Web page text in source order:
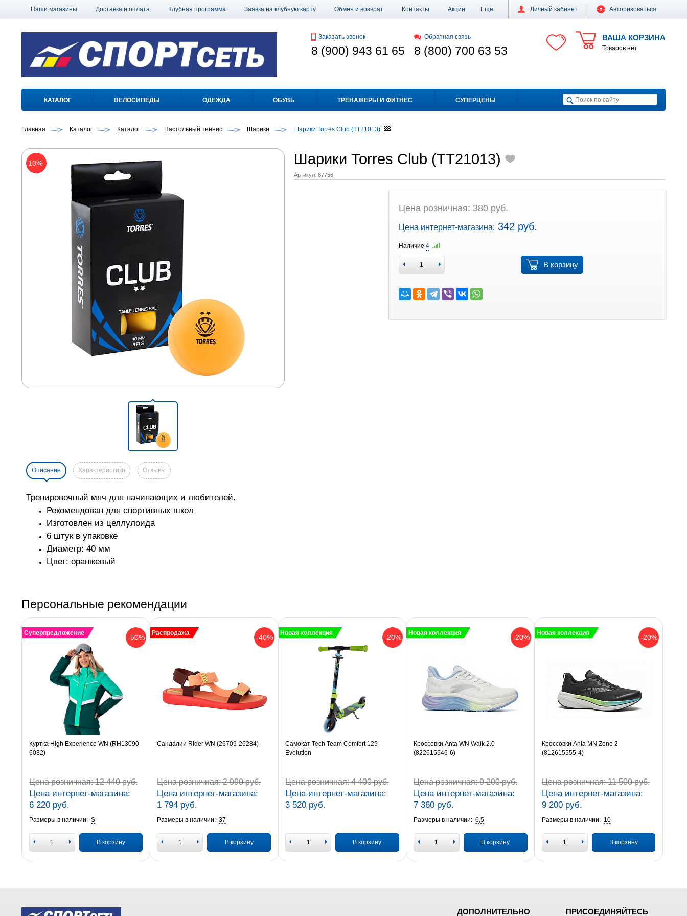
Личный кабинет Авторизоваться
Наши магазины Доставка и оплата Клубная программа Заявка на клубную карту Обмен и возврат Контакты Акции Ещё
ВАША КОРЗИНА
Товаров нет
Заказать звонок
8 (900) 943 61 65
Обратная связь
8 (800) 700 63 53
КАТАЛОГ ВЕЛОСИПЕДЫ ОДЕЖДА ОБУВЬ ТРЕНАЖЕРЫ И ФИТНЕС СУПЕРЦЕНЫ
Главная Каталог Каталог Настольный теннис Шарики Шарики Torres Club (TT21013)
Шарики Torres Club (TT21013)
Артикул: 87756
10%
Цена розничная: 380 руб.
Цена интернет-магазина: 342 руб.
Наличие 4
В корзину
Описание Характеристики Отзывы
Тренировочный мяч для начинающих и любителей.
Рекомендован для спортивных школ
Изготовлен из целлулоида
6 штук в упаковке
Диаметр: 40 мм
Цвет: оранжевый
Персональные рекомендации
-50%
Суперпредложение
Куртка High Experience WN (RH13090
6032)
Цена розничная:12 440 руб.
Цена интернет-магазина:
6 220 руб.
Размеры в наличии: S
В корзину
-40%
Распродажа
Сандалии Rider WN (26709-26284)
Цена розничная:2 990 руб.
Цена интернет-магазина:
1 794 руб.
Размеры в наличии: 37
В корзину
-20%
Новая коллекция
Самокат Tech Team Comfort 125
Evolution
Цена розничная:4 400 руб.
Цена интернет-магазина:
3 520 руб.
В корзину
-20%
Новая коллекция
Кроссовки Anta WN Walk 2.0
(822615546-6)
Цена розничная:9 200 руб.
Цена интернет-магазина:
7 360 руб.
Размеры в наличии: 6,5
В корзину
-20%
Новая коллекция
Кроссовки Anta MN Zone 2
(812615555-4)
Цена розничная:11 500 руб.
Цена интернет-магазина:
9 200 руб.
Размеры в наличии: 10
В корзину
ДОПОЛНИТЕЛЬНО ПРИСОЕДИНЯЙТЕСЬ